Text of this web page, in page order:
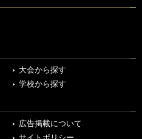
大会から探す
学校から探す
広告掲載について